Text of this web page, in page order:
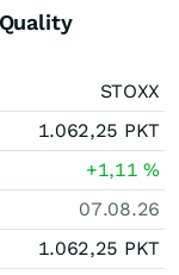
STOXX
1.062,25 PKT
+1,11%
07.08.26
1.062,25 PKT